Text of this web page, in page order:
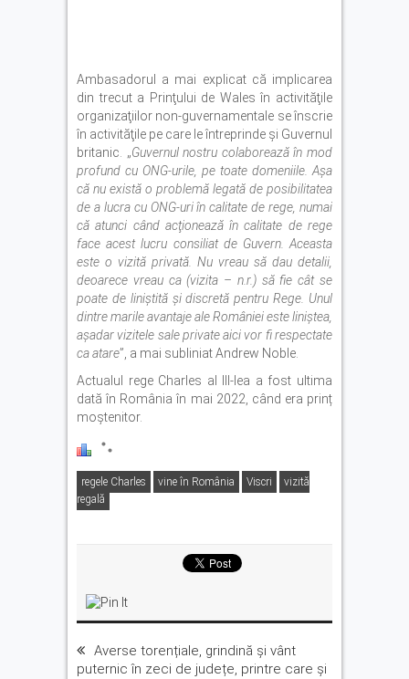
Ambasadorul a mai explicat că implicarea
din trecut a Prinţului de Wales în activităţile
organizaţiilor non-guvernamentale se înscrie
în activităţile pe care le întreprinde şi Guvernul
britanic. „Guvernul nostru colaborează în mod
profund cu ONG-urile, pe toate domeniile. Aşa
că nu există o problemă legată de posibilitatea
de a lucra cu ONG-uri în calitate de rege, numai
că atunci când acţionează în calitate de rege
face acest lucru consiliat de Guvern. Aceasta
este o vizită privată. Nu vreau să dau detalii,
deoarece vreau ca (vizita – n.r.) să fie cât se
poate de liniştită şi discretă pentru Rege. Unul
dintre marile avantaje ale României este liniştea,
aşadar vizitele sale private aici vor fi respectate
ca atare”, a mai subliniat Andrew Noble.
Actualul rege Charles al III-lea a fost ultima
dată în România în mai 2022, când era prinț
moștenitor.
regele Charles vine în România Viscri
vizită
regală
Averse torențiale, grindină și vânt
puternic în zeci de județe, printre care și